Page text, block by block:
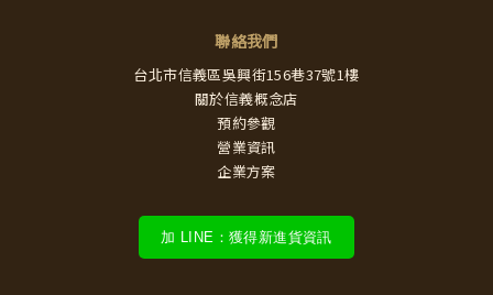
聯絡我們
台北市信義區吳興街156巷37號1樓
關於信義概念店
預約參觀
營業資訊
企業方案
加 LINE：獲得新進貨資訊